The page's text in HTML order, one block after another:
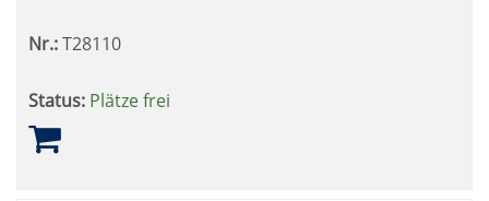
Nr.:T28110
Status: Plätze frei